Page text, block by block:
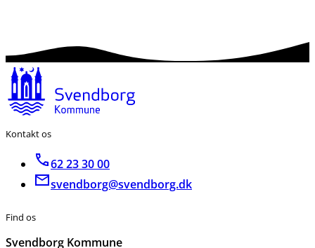
Kontakt os
62 23 30 00
svendborg@svendborg.dk
Find os
Svendborg Kommune